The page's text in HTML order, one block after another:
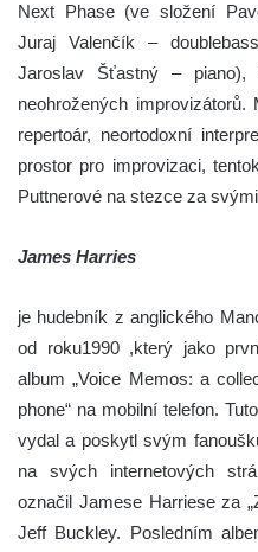
Next Phase (ve složení
Juraj Valenčík –
Jaroslav Šťastný – piano),
neohrožených
repertoár, neortodoxní
prostor pro improvizaci,
Puttnerové na stezce za
James Harries
je hudebník z anglického
od roku1990 ,který jako
album „Voice Memos: a
phone“ na mobilní telefon.
vydal a poskytl svým
na svých internetových
označil Jamese Harriese za
Jeff Buckley. Posledním